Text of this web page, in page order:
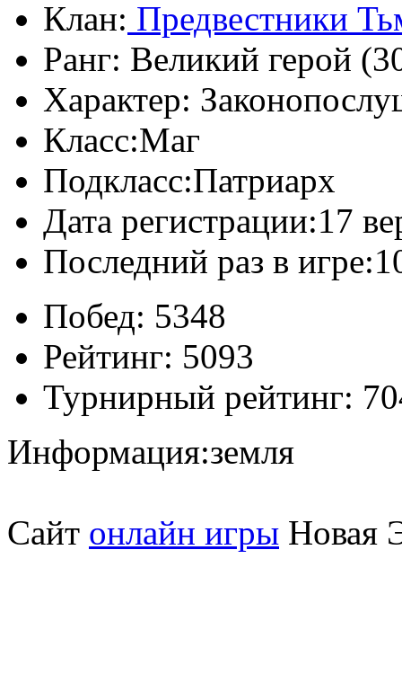
Клан: Предвестники
Ранг: Великий герой
Характер:
Класс:Маг
Подкласс:Патриарх
Дата регистрации:17
Последний раз в игре:
Побед: 5348
Рейтинг: 5093
Турнирный рейтинг:
Информация:земля
Сайт онлайн игры Новая